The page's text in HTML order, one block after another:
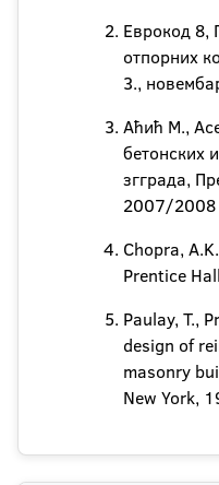
Еврокод 8,
отпорних
3.,
Аћић М.,
бетонских
згграда,
2007/2008
Chopra,
Prentice
Paulay, T.,
design of
masonry
New York,